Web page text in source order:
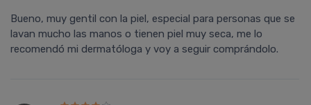
Bueno, muy gentil con la piel, especial para personas que se
lavan mucho las manos o tienen piel muy seca, me lo
recomendó mi dermatóloga y voy a seguir comprándolo.